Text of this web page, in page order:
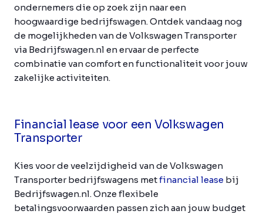
ondernemers die op zoek zijn naar een
hoogwaardige bedrijfswagen. Ontdek vandaag nog
de mogelijkheden van de Volkswagen Transporter
via Bedrijfswagen.nl en ervaar de perfecte
combinatie van comfort en functionaliteit voor jouw
zakelijke activiteiten.
Financial lease voor een Volkswagen
Transporter
Kies voor de veelzijdigheid van de Volkswagen
Transporter bedrijfswagens metfinancial lease bij
Bedrijfswagen.nl. Onze flexibele
betalingsvoorwaarden passen zich aan jouw budget